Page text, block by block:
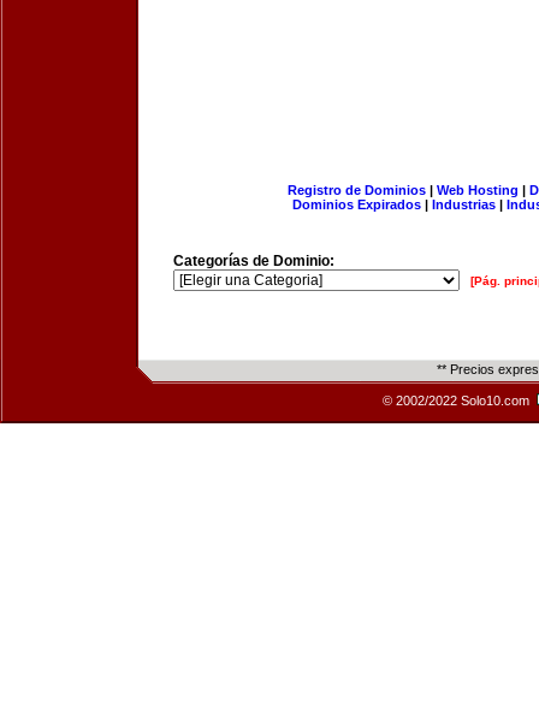
Registro de Dominios| Web Hosting |
Dominios Expirados | Industrias |
Categorías de Dominio:
[Pág.
** Precios
© 2002/2022 Solo10.com